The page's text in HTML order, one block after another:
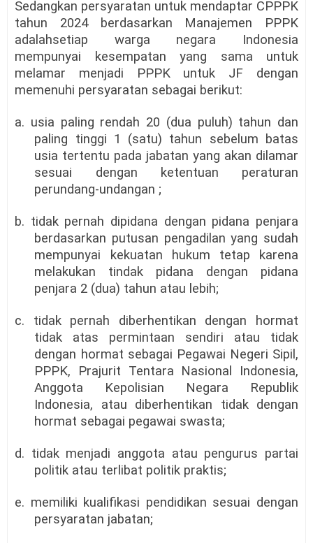
Sedangkan persyaratan untuk mendaptar CPPPK
tahun 2024 berdasarkan Manajemen PPPK
adalahsetiap warga negara Indonesia
mempunyai kesempatan yang sama untuk
melamar menjadi PPPK untuk JF dengan
memenuhi persyaratan sebagai berikut:
a. usia paling rendah 20 (dua puluh) tahun dan
paling tinggi 1 (satu) tahun sebelum batas
usia tertentu pada jabatan yang akan dilamar
sesuai dengan ketentuan peraturan
perundang-undangan ;
b. tidak pernah dipidana dengan pidana penjara
berdasarkan putusan pengadilan yang sudah
mempunyai kekuatan hukum tetap karena
melakukan tindak pidana dengan pidana
penjara 2 (dua) tahun atau lebih;
c. tidak pernah diberhentikan dengan hormat
tidak atas permintaan sendiri atau tidak
dengan hormat sebagai Pegawai Negeri Sipil,
PPPK, Prajurit Tentara Nasional Indonesia,
Anggota Kepolisian Negara Republik
Indonesia, atau diberhentikan tidak dengan
hormat sebagai pegawai swasta;
d. tidak menjadi anggota atau pengurus partai
politik atau terlibat politik praktis;
e. memiliki kualifikasi pendidikan sesuai dengan
persyaratan jabatan;